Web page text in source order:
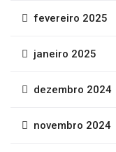
fevereiro 2025
janeiro 2025
dezembro 2024
novembro 2024